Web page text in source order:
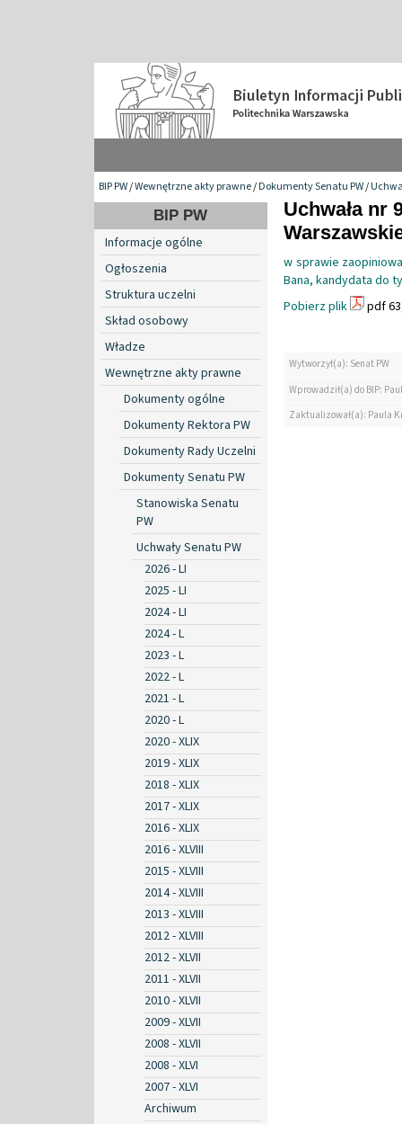
BIP PW/Wewnętrzne akty prawne/Dokumenty Senatu PW/
BIP PW
Informacje ogólne
Ogłoszenia
Struktura uczelni
Skład osobowy
Władze
Wewnętrzne akty prawne
Dokumenty ogólne
Dokumenty Rektora PW
Dokumenty Rady Uczelni
Dokumenty Senatu PW
Stanowiska Senatu
PW
Uchwały Senatu PW
2026 - LI
2025 - LI
2024 - LI
2024 - L
2023 - L
2022 - L
2021 - L
2020 - L
2020 - XLIX
2019 - XLIX
2018 - XLIX
2017 - XLIX
2016 - XLIX
2016 - XLVIII
2015 - XLVIII
2014 - XLVIII
2013 - XLVIII
2012 - XLVIII
2012 - XLVII
2011 - XLVII
2010 - XLVII
2009 - XLVII
2008 - XLVII
2008 - XLVI
2007 - XLVI
Archiwum
Uchwała nr
w sprawie
Bana, kandydata do
Pobierz plik
pdf
Wytworzył(a): Senat PW
Wprowadził(a) do BIP:
Zaktualizował(a): Paula